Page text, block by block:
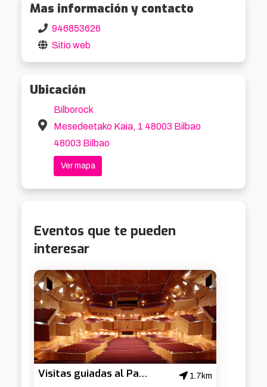
Mas información y contacto
946853626
Sitio web
Ubicación
Bilborock
Mesedeetako Kaia, 1 48003 Bilbao
48003 Bilbao
Ver mapa
Eventos que te pueden
interesar
Visitas guiadas al Palacio Euskalduna
1.7km